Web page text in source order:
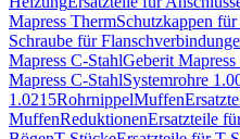
Mapress ThermSchutzkappen
Schraube für
Mapress C-StahlGeberit Mapress
Mapress C-StahlSystemrohre
1.0215RohrnippelMuffen
MuffenReduktionenErsatzteile